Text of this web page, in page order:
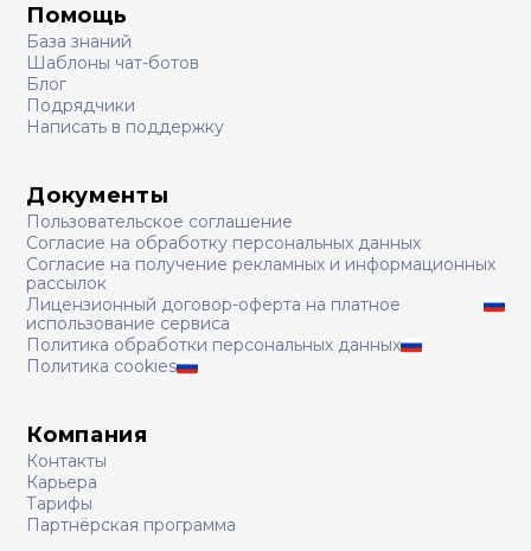
Помощь
База знаний
Шаблоны чат-ботов
Блог
Подрядчики
Написать в поддержку
Документы
Пользовательское соглашение
Согласие на обработку персональных данных
Согласие на получение рекламных и информационных
рассылок
Лицензионный договор-оферта на платное
использование сервиса
Политика обработки персональных данных
Политика cookies
Компания
Контакты
Карьера
Тарифы
Партнёрская программа